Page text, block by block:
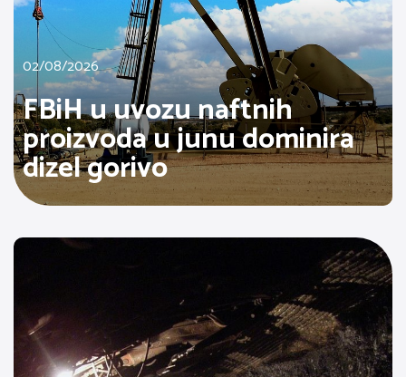
02/08/2026
FBiH u uvozu naftnih
proizvoda u junu dominira
dizel gorivo